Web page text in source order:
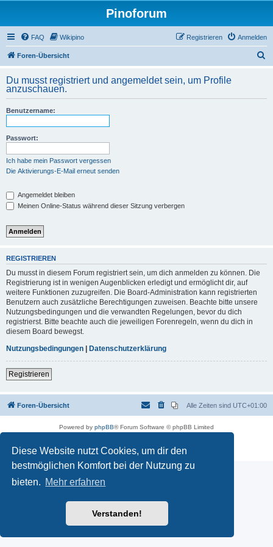
Diese Website nutzt Cookies, um dir den
bestmöglichen Komfort bei der Nutzung zu
bieten. Mehr erfahren
Verstanden!
Pinoforum
FAQ Wikipino Anmelden
Registrieren
Foren-Übersicht
h
Du musst registriert und angemeldet sein, um Profile
anzuschauen.
Benutzername:
Passwort:
Ich habe mein Passwort vergessen
Die Aktivierungs-E-Mail erneut senden
Angemeldet bleiben
Meinen Online-Status während dieser Sitzung verbergen
REGISTRIEREN
Du musst in diesem Forum registriert sein, um dich anmelden zu können. Die
Registrierung ist in wenigen Augenblicken erledigt und ermöglicht dir, auf
weitere Funktionen zuzugreifen. Die Board-Administration kann registrierten
Benutzern auch zusätzliche Berechtigungen zuweisen. Beachte bitte unsere
Nutzungsbedingungen und die verwandten Regelungen, bevor du dich
registrierst. Bitte beachte auch die jeweiligen Forenregeln, wenn du dich in
diesem Board bewegst.
Nutzungsbedingungen | Datenschutzerklärung
Registrieren
Foren-Übersicht Alle Zeiten sind UTC+01:00
Powered by phpBB® Forum Software © phpBB Limited
Datenschutz|Nutzungsbedingungen